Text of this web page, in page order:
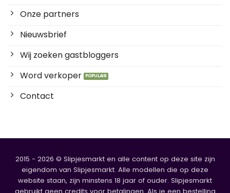
Onze partners
Nieuwsbrief
Wij zoeken gastbloggers
Word verkoper
Contact
2015 - 2026 © Slipjesmarkt en alle content op deze site zijn
eigendom van Slipjesmarkt. Alle modellen die op deze
website staan, zijn minstens 18 jaar of ouder. Slipjesmarkt